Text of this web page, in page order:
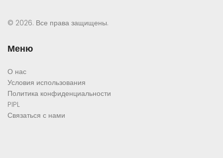
© 2026. Все права защищены.
Меню
О нас
Условия использования
Политика конфиденциальности
PIPL
Связаться с нами